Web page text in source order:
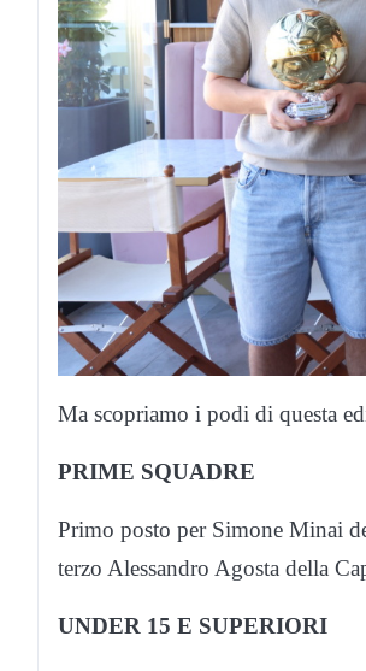
Ma scopriamo i podi di questa
PRIME SQUADRE
Primo posto per Simone Minai
terzo Alessandro Agosta della
UNDER 15 E SUPERIORI